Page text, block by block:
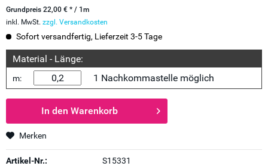
Grundpreis 22,00 € * / 1m
inkl. MwSt. zzgl. Versandkosten
Sofort versandfertig, Lieferzeit 3-5 Tage
Material - Länge:
m: 1 Nachkommastelle möglich
In den Warenkorb
Merken
Artikel-Nr.:
S15331